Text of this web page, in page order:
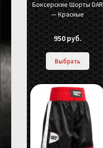
Боксерские Шорты DAR
— Красные
950руб.
Выбрать